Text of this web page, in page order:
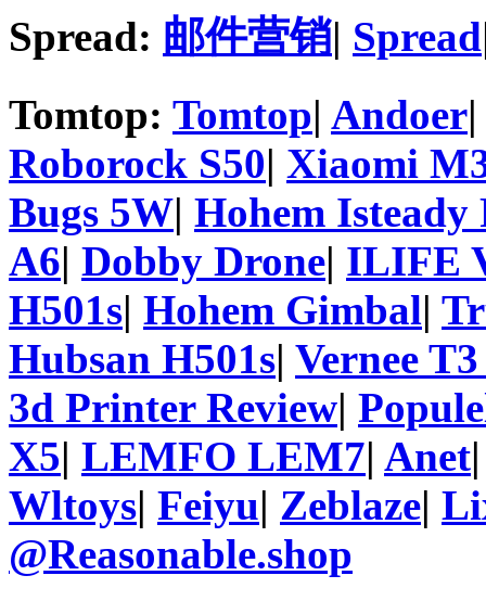
Spread: 邮件营销| Spread
Tomtop: Tomtop| Andoer
Roborock S50| Xiaomi
Bugs 5W| Hohem Isteady
A6| Dobby Drone| ILIFE
H501s| Hohem Gimbal|
Hubsan H501s| Vernee
3d Printer Review|
X5| LEMFO LEM7| Anet
Wltoys| Feiyu| Zeblaze|
@Reasonable.shop